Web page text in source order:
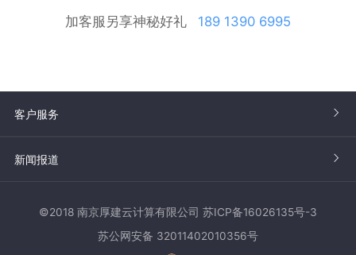
加客服另享神秘好礼 189 1390 6995
客户服务
新闻报道
©2018 南京厚建云计算有限公司 苏ICP备16026135号-3
苏公网安备 32011402010356号